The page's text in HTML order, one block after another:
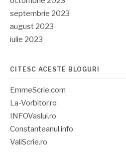
septembrie 2023
august 2023
iulie 2023
CITESC ACESTE BLOGURI
EmmeScrie.com
La-Vorbitor.ro
INFOVaslui.ro
Constanteanul.info
ValiScrie.ro